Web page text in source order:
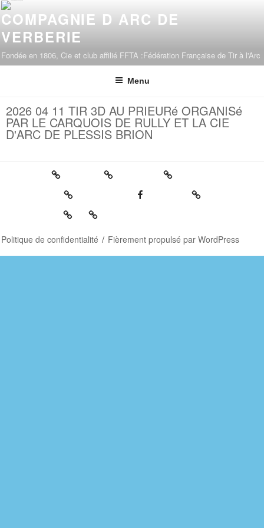
COMPAGNIE D ARC DE
VERBERIE
Fondée en 1806, Cie et club affilié FFTA :Fédération Française de Tir à l'Arc
Menu
2026 04 11 TIR 3D AU PRIEURé ORGANISé
PAR LE CARQUOIS DE RULLY ET LA CIE
D'ARC DE PLESSIS BRION
Politique de confidentialité Fièrement propulsé par WordPress